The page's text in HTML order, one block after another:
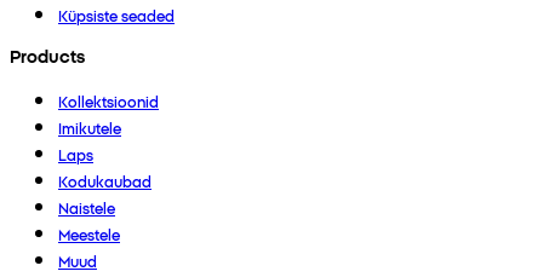
Küpsiste seaded
Products
Kollektsioonid
Imikutele
Laps
Kodukaubad
Naistele
Meestele
Muud